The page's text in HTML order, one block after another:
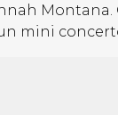
Montana.
mini